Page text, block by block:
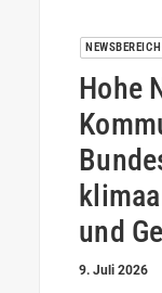
NEWSBEREICH
Hohe
und
9. Juli 2026